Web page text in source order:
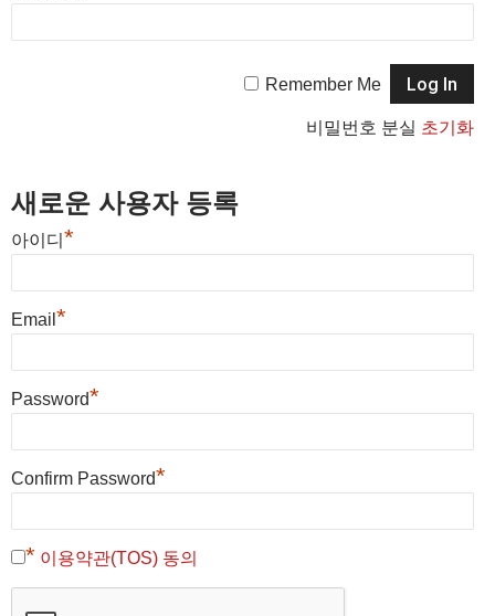
Remember Me
비밀번호 분실 초기화
새로운 사용자 등록
아이디 *
Email *
Password*
Confirm Password*
* 이용약관(TOS) 동의